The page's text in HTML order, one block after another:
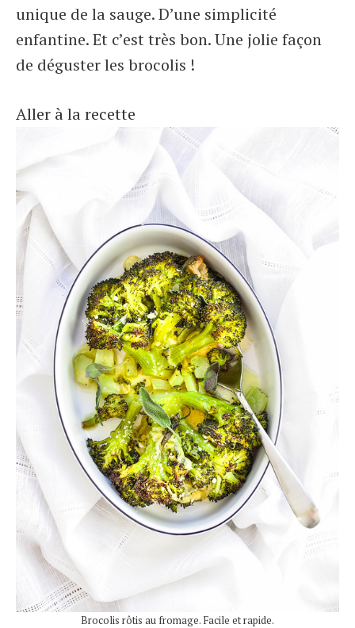
unique de la sauge. D’une simplicité
enfantine. Et c’est très bon. Une jolie façon
de déguster les brocolis !
Aller à la recette
Brocolis rôtis au fromage. Facile et rapide.